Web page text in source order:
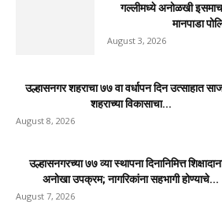
गल्लीमध्ये अनोळखी
मानपाडा
August 3, 2026
उल्हासनगर शहराचा ७७ वा वर्धापन दिन उत्साहात
शहराच्या विकासाचा...
August 8, 2026
उल्हासनगरच्या ७७ व्या स्थापना दिनानिमित्त
अनोखा उपक्रम; नागरिकांना सहभागी होण्याचे...
August 7, 2026